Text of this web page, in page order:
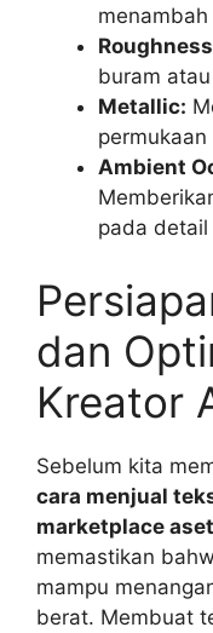
buram
Metallic:
Ambient
pada detail
dan
Kreator
Sebelum kita
cara menjual
marketplace
memastikan
mampu
berat. Membuat